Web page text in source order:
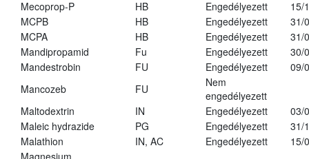
Mecoprop-P
HB Engedélyezett
15/
MCPB
HB Engedélyezett
31/
MCPA
HB Engedélyezett
31/
Mandipropamid
Fu Engedélyezett
30/
Mandestrobin
FU Engedélyezett
09/
Mancozeb
FU
Nem
engedélyezett
Maltodextrin
IN Engedélyezett
03/
Maleic hydrazide
PG Engedélyezett
31/
Malathion
IN, AC Engedélyezett
15/